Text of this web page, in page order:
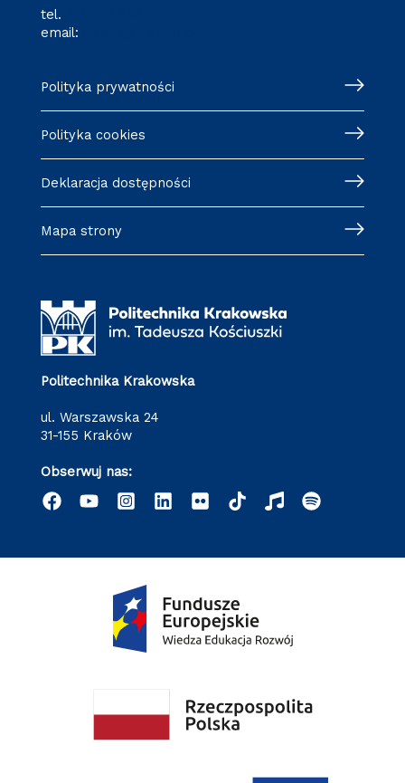
tel.
email:
Polityka prywatności
Polityka cookies
Deklaracja dostępności
Mapa strony
Politechnika Krakowska
ul. Warszawska 24
31-155 Kraków
Obserwuj nas: